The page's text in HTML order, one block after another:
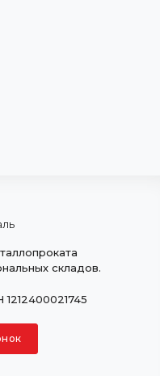
складов.